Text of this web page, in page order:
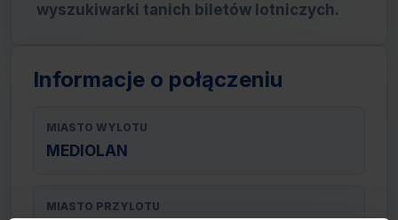
wyszukiwarki tanich biletów lotniczych.
Informacje o połączeniu
MIASTO WYLOTU
MEDIOLAN
MIASTO PRZYLOTU